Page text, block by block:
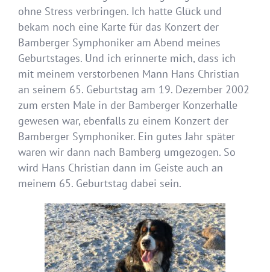
ohne Stress verbringen. Ich hatte Glück und
bekam noch eine Karte für das Konzert der
Bamberger Symphoniker am Abend meines
Geburtstages. Und ich erinnerte mich, dass ich
mit meinem verstorbenen Mann Hans Christian
an seinem 65. Geburtstag am 19. Dezember 2002
zum ersten Male in der Bamberger Konzerhalle
gewesen war, ebenfalls zu einem Konzert der
Bamberger Symphoniker. Ein gutes Jahr später
waren wir dann nach Bamberg umgezogen. So
wird Hans Christian dann im Geiste auch an
meinem 65. Geburtstag dabei sein.